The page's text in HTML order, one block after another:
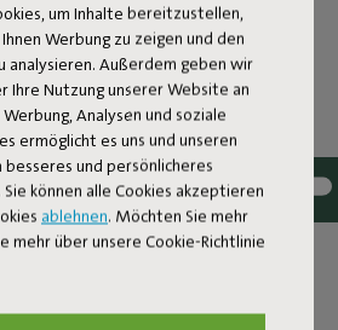
um Inhalte bereitzustellen,
Werbung zu zeigen und den
analysieren. Außerdem geben wir
Ihre Nutzung unserer Website an
Analysen und soziale
ermöglicht es uns und unseren
besseres und persönlicheres
können alle Cookies akzeptieren
ablehnen. Möchten Sie mehr
mehr über unsere Cookie-Richtlinie
Innenraum den letzten Schliff.
lässt sich leicht platzieren und
In deinem Wohn- oder
in deinem Schlafzimmer oder
Er ist auch super
dir ein zusätzlicher Stuhl bei einem